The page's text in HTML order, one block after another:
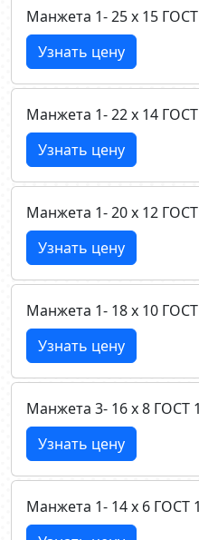
Манжета 1- 25 х 15
Узнать цену
Манжета 1- 22 х 14
Узнать цену
Манжета 1- 20 х 12
Узнать цену
Манжета 1- 18 х 10
Узнать цену
Манжета 3- 16 х 8 ГОСТ
Узнать цену
Манжета 1- 14 х 6 ГОСТ